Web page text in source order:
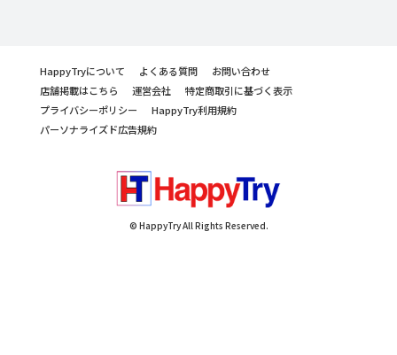
HappyTryについて よくある質問
お問い合わせ
店舗掲載はこちら
運営会社
特定商取引に基づく表示
プライバシーポリシー
HappyTry利用規約
パーソナライズド広告規約
© HappyTry All Rights Reserved.